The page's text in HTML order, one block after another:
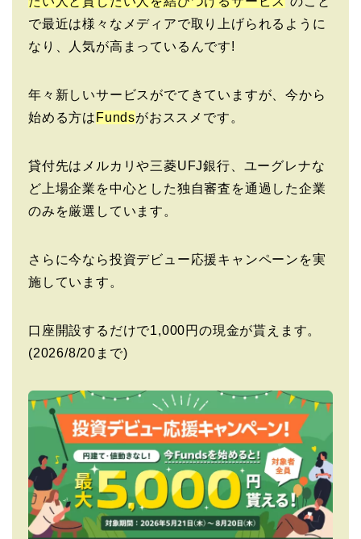
で最近は様々なメディアで取り上げられるように
なり、人気が高まっているんです!
年々新しいサービスがでてきていますが、今から
始める方は Fundsがおススメです。
貸付先はメルカリや三菱UFJ銀行、ユーグレナな
ど上場企業を中心とした独自審査を通過した企業
のみを厳選しています。
さらに今なら投資デビュー応援キャンペーンを実
施しています。
口座開設するだけで1,000円の現金が貰えます。
(2026/8/20まで)